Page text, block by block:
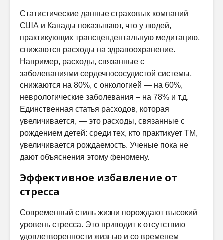
Статистические данные страховых компаний
США и Канады показывают, что у людей,
практикующих трансцендентальную медитацию,
снижаются расходы на здравоохранение.
Например, расходы, связанные с
заболеваниями сердечнососудистой системы,
снижаются на 80%, с онкологией — на 60%,
неврологические заболевания – на 78% и т.д.
Единственная статья расходов, которая
увеличивается, — это расходы, связанные с
рождением детей: среди тех, кто практикует ТМ,
увеличивается рождаемость. Ученые пока не
дают объяснения этому феномену.
Эффективное избавление от
стресса
Современный стиль жизни порождают высокий
уровень стресса. Это приводит к отсутствию
удовлетворенности жизнью и со временем